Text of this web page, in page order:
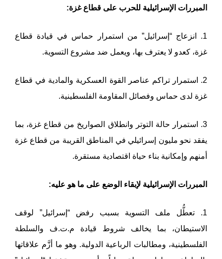
المبررات الإسرائيلية للحرب على قطاع غزة:
1. انزعاج “إسرائيل” من استمرار حماس في قيادة قطاع
غزة، كعدو لا يعترف بها، ويعمل ضد مشروع التسوية.
2. استمرار تراكم عناصر القوة العسكرية والمادية في قطاع
غزة لدى حماس وفصائل المقاومة الفلسطينية.
3. استمرار حالة التوتر وانطلاق الصواريخ من قطاع غزة، بما
يفقد نحو مليون إسرائيلي في المناطق القريبة من قطاع غزة
أمنهم وإمكانية بناء حياة اقتصادية مستقرة.
المبررات الإسرائيلية لإبقاء الوضع على ما هو عليه:
1. تعطُّل ملف التسوية بسبب رفض “إسرائيل” لوقف
الاستيطان، بما يخالف شروط قيادة م.ت.ف والسلطة
الفلسطينية، ومطالبات الرباعية الدولية. وهو ما أزَّم علاقاتها